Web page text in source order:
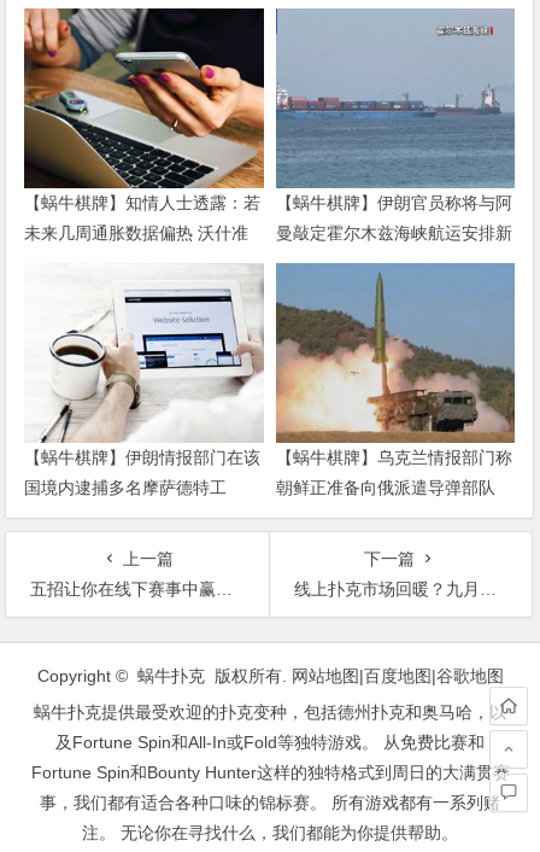
【蜗牛棋牌】知情人士透露：若
未来几周通胀数据偏热 沃什准
【蜗牛棋牌】伊朗官员称将与阿
曼敲定霍尔木兹海峡航运安排新
协议
【蜗牛棋牌】伊朗情报部门在该
国境内逮捕多名摩萨德特工
【蜗牛棋牌】乌克兰情报部门称
朝鲜正准备向俄派遣导弹部队
上一篇
五招让你在线下赛事中赢得更多！
下一篇
线上扑克市场回暖？九月三大系列赛均取得圆满成功
文
Copyright © 蜗牛扑克 版权所有. 网站地图|百度地图|谷歌地图
蜗牛扑克提供最受欢迎的扑克变种，包括德州扑克和奥马哈，以
及Fortune Spin和All-In或Fold等独特游戏。 从免费比赛和
Fortune Spin和Bounty Hunter这样的独特格式到周日的大满贯赛
事，我们都有适合各种口味的锦标赛。 所有游戏都有一系列赌
注。 无论你在寻找什么，我们都能为你提供帮助。